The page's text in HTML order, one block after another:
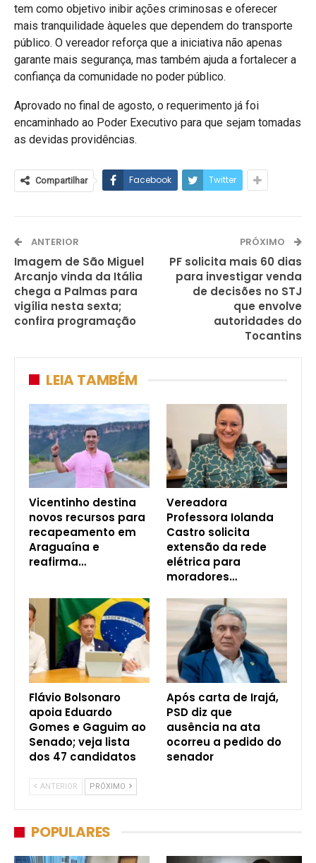
tem como objetivo inibir ações criminosas e oferecer
mais tranquilidade àqueles que dependem do transporte
público. O vereador reforça que a iniciativa não apenas
garante mais segurança, mas também ajuda a fortalecer a
confiança da comunidade no poder público.
Aprovado no final de agosto, o requerimento já foi
encaminhado ao Poder Executivo para que sejam tomadas
as devidas providências.
Compartilhar Facebook Twitter
ANTERIOR
Imagem de São Miguel
Arcanjo vinda da Itália
chega a Palmas para
vigília nesta sexta;
confira programação
PRÓXIMO
PF solicita mais 60 dias
para investigar venda
de decisões no STJ
que envolve
autoridades do
Tocantins
LEIA TAMBÉM
Vicentinho destina
novos recursos para
recapeamento em
Araguaína e
reafirma…
Vereadora
Professora Iolanda
Castro solicita
extensão da rede
elétrica para
moradores…
Flávio Bolsonaro
apoia Eduardo
Gomes e Gaguim ao
Senado; veja lista
dos 47 candidatos
Após carta de Irajá,
PSD diz que
ausência na ata
ocorreu a pedido do
senador
ANTERIOR PRÓXIMO
POPULARES